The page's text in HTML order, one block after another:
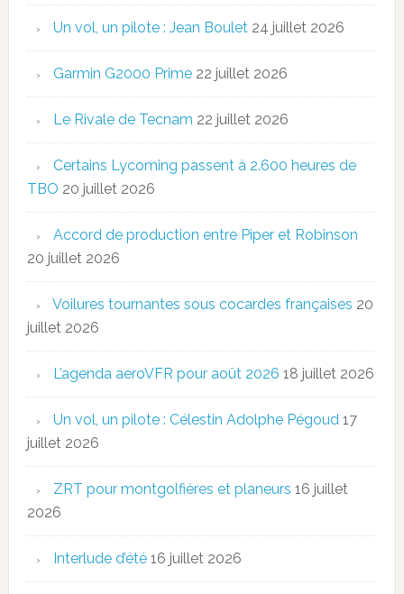
Un vol, un pilote : Jean Boulet 24 juillet 2026
Garmin G2000 Prime 22 juillet 2026
Le Rivale de Tecnam 22 juillet 2026
Certains Lycoming passent à 2.600 heures de
TBO 20 juillet 2026
Accord de production entre Piper et Robinson
20 juillet 2026
Voilures tournantes sous cocardes françaises 20
juillet 2026
L’agenda aeroVFR pour août 2026 18 juillet 2026
Un vol, un pilote : Célestin Adolphe Pégoud 17
juillet 2026
ZRT pour montgolfières et planeurs 16 juillet
2026
Interlude d’été 16 juillet 2026